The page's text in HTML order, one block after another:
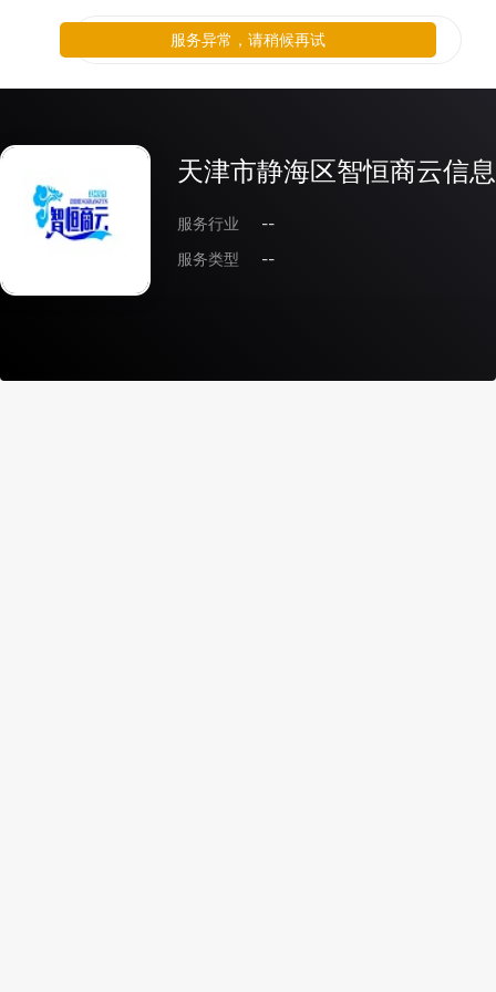
天津市静海区智恒商云信
服务行业
--
服务类型
--
服务异常，请稍候再试